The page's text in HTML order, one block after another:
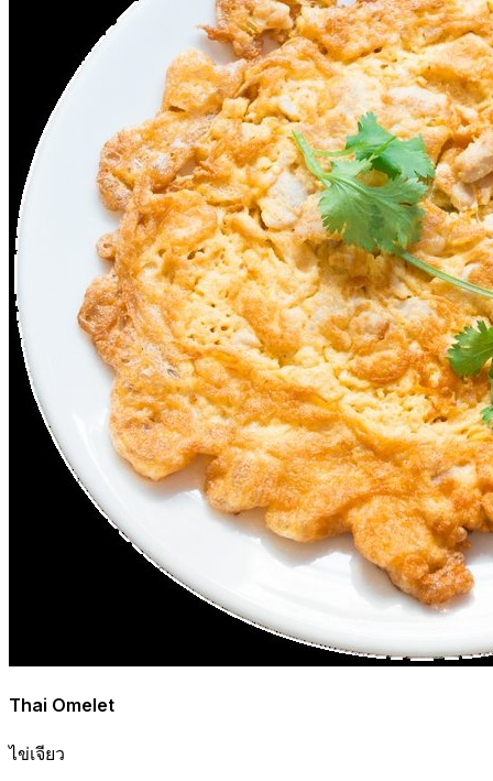
Thai Omelet
ไข่เจียว